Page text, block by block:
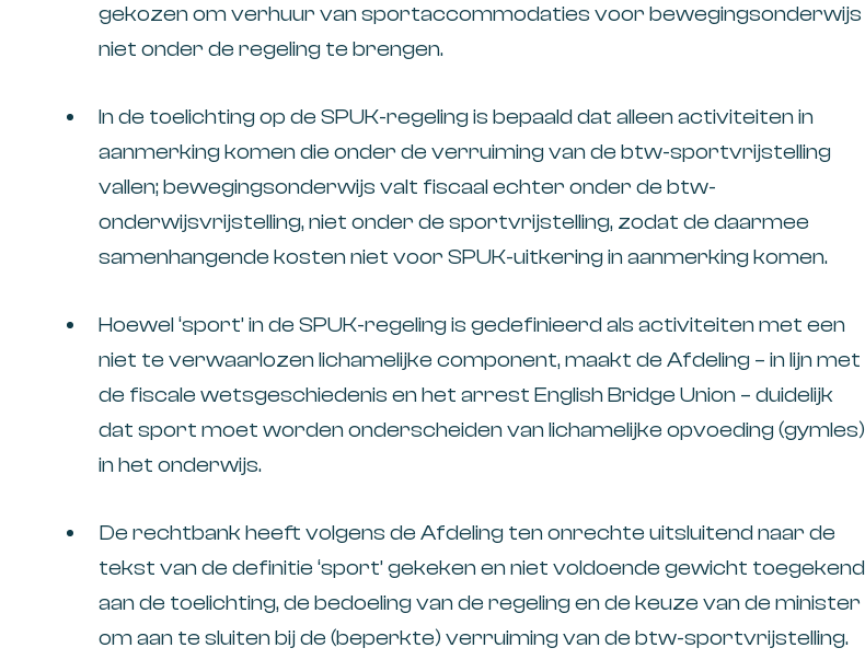
gekozen om verhuur van sportaccommodaties voor bewegingsonderwijs
niet onder de regeling te brengen.
In de toelichting op de SPUK-regeling is bepaald dat alleen activiteiten in
aanmerking komen die onder de verruiming van de btw-sportvrijstelling
vallen; bewegingsonderwijs valt fiscaal echter onder de btw-
onderwijsvrijstelling, niet onder de sportvrijstelling, zodat de daarmee
samenhangende kosten niet voor SPUK-uitkering in aanmerking komen.
Hoewel ‘sport’ in de SPUK-regeling is gedefinieerd als activiteiten met een
niet te verwaarlozen lichamelijke component, maakt de Afdeling – in lijn met
de fiscale wetsgeschiedenis en het arrest English Bridge Union – duidelijk
dat sport moet worden onderscheiden van lichamelijke opvoeding (gymles)
in het onderwijs.
De rechtbank heeft volgens de Afdeling ten onrechte uitsluitend naar de
tekst van de definitie ‘sport’ gekeken en niet voldoende gewicht toegekend
aan de toelichting, de bedoeling van de regeling en de keuze van de minister
om aan te sluiten bij de (beperkte) verruiming van de btw-sportvrijstelling.​